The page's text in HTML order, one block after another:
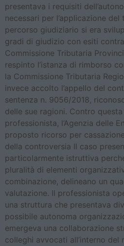
presentava i requisiti
necessari per l’applicazione
percorso giudiziario si era
gradi di giudizio con esiti
Commissione Tributaria
respinto l’istanza di rimborso
la Commissione Tributaria
invece accolto l’appello del
sentenza n. 9056/2018,
delle sue ragioni. Contro
professionista, l’Agenzia delle
proposto ricorso per
della controversia Il caso
particolarmente istruttiva
pluralità di elementi
combinazione, delineano un
valutazione. Il professionista
una struttura che presentava
possibile autonoma
emergeva una collaborazione
colleghi avvocati all’interno del